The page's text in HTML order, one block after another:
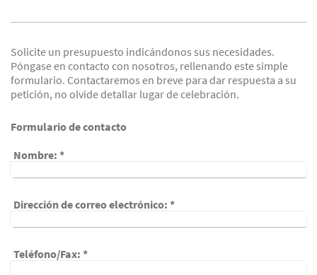
Solicite un presupuesto indicándonos sus necesidades.
Póngase en contacto con nosotros, rellenando este simple
formulario. Contactaremos en breve para dar respuesta a su
petición, no olvide detallar lugar de celebración.
Formulario de contacto
Nombre: *
Dirección de correo electrónico: *
Teléfono/Fax: *